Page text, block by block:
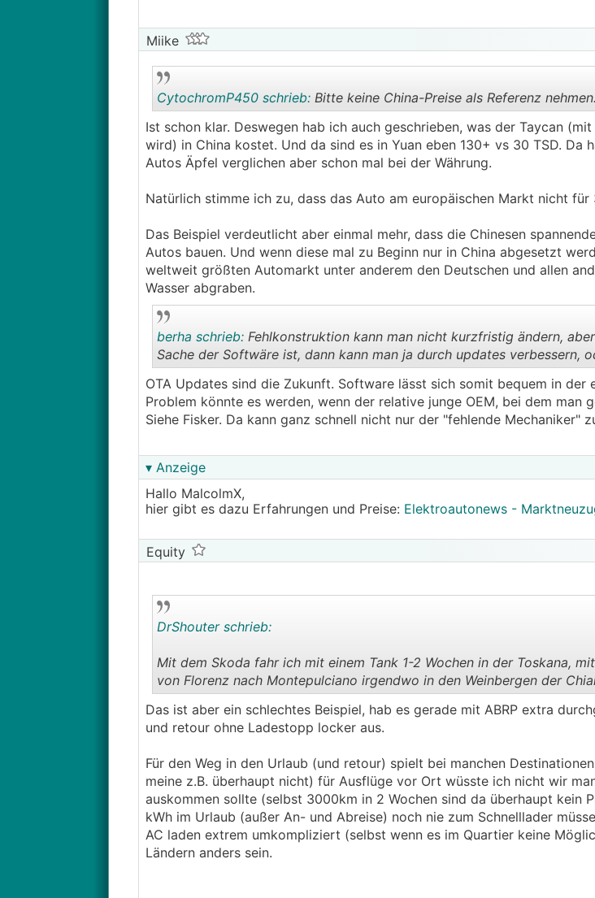
Miike
..
CytochromP450 schrieb:Bitte keine China-Preise als Referenz
Ist schon klar. Deswegen hab ich auch geschrieben, was der Taycan
wird) in China kostet. Und da sind es in Yuan eben 130+ vs 30 TSD. Da
Autos Äpfel verglichen aber schon mal bei der Währung.
Natürlich stimme ich zu, dass das Auto am europäischen Markt nicht
Das Beispiel verdeutlicht aber einmal mehr, dass die Chinesen
Autos bauen. Und wenn diese mal zu Beginn nur in China abgesetzt
weltweit größten Automarkt unter anderem den Deutschen und allen
Wasser abgraben.
..
berha schrieb:Fehlkonstruktion kann man nicht kurzfristig ändern,
Sache der Softwäre ist, dann kann man ja durch updates verbessern,
OTA Updates sind die Zukunft. Software lässt sich somit bequem in der
Problem könnte es werden, wenn der relative junge OEM, bei dem man
Siehe Fisker. Da kann ganz schnell nicht nur der "fehlende Mechaniker"
▾ Anzeige
Hallo MalcolmX,
hier gibt es dazu Erfahrungen und Preise: Elektroautonews -
Equity
..
DrShouter schrieb:
Mit dem Skoda fahr ich mit einem Tank 1-2 Wochen in der Toskana,
von Florenz nach Montepulciano irgendwo in den Weinbergen der
Das ist aber ein schlechtes Beispiel, hab es gerade mit ABRP extra
und retour ohne Ladestopp locker aus.
Für den Weg in den Urlaub (und retour) spielt bei manchen
meine z.B. überhaupt nicht) für Ausflüge vor Ort wüsste ich nicht wir
auskommen sollte (selbst 3000km in 2 Wochen sind da überhaupt kein
kWh im Urlaub (außer An- und Abreise) noch nie zum Schnelllader
AC laden extrem umkompliziert (selbst wenn es im Quartier keine
Ländern anders sein.